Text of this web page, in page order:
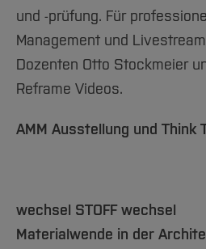
und -prüfung. Für
Management und
Dozenten Otto Stockmeier
Reframe Videos.
AMM Ausstellung und Think
wechsel STOFF wechsel
Materialwende in der